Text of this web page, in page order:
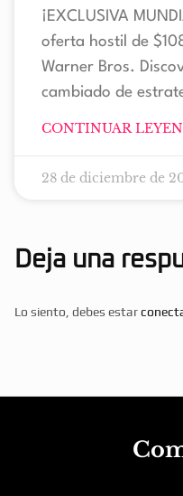
¡EXCLUSIVA
oferta hostil de
Warner Bros.
cambiado de
CONTINUAR
28 de diciembre de
Deja una
Lo siento, debes estar